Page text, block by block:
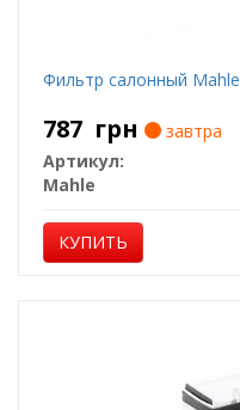
Фильтр салонный Mahle
787 грн
завтра
Артикул:
Mahle
КУПИТЬ